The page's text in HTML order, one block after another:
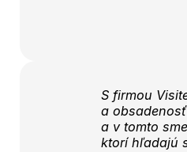
S firmou
a
a v tomto
ktorí hľadajú